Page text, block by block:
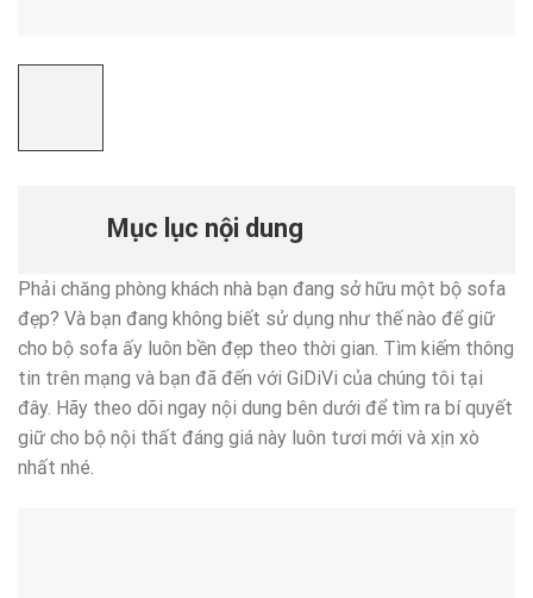
Mục lục nội dung
Phải chăng phòng khách nhà bạn đang sở hữu một bộ sofa
đẹp? Và bạn đang không biết sử dụng như thế nào để giữ
cho bộ sofa ấy luôn bền đẹp theo thời gian. Tìm kiếm thông
tin trên mạng và bạn đã đến với GiDiVi của chúng tôi tại
đây. Hãy theo dõi ngay nội dung bên dưới để tìm ra bí quyết
giữ cho bộ nội thất đáng giá này luôn tươi mới và xịn xò
nhất nhé.